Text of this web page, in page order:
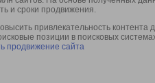
и сроки продвижения.
привлекательность контента
позиции в поисковых
продвижение сайта